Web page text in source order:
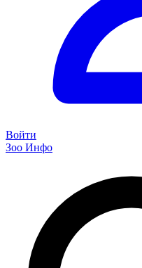
Войти
Зоо Инфо